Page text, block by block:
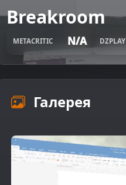
Breakroom
METACRITIC N/A DZPLAY
Галерея